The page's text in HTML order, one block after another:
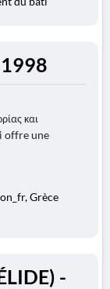
και
offre une
Grèce
-